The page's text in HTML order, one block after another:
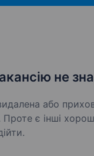
не
або
є інші хороші